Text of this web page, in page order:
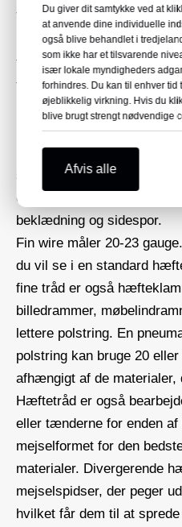
Tung tråd er typisk 10-16
hårdeste opgaver på
tagdækning eller andre
trådhæfteklammer bruges
indramning og til
Medium tråd måler 18-19
materialer, der er tykkere
som træ eller tagdækning,
er gode til tung polstring,
beklædning og sidespor.
Fin wire måler 20-23
du vil se i en standard
fine tråd er også
billedrammer,
lettere polstring. En
polstring kan bruge 20
afhængigt af de materialer,
Hæftetråd er også
eller tænderne for enden
mejselformet for den
materialer. Divergerende
mejselspidser, der peger
hvilket får dem til at
Du giver dit samtykke ved at
at anvende dine individuelle
også blive behandlet i
som ikke har et tilsvarende
især lokale myndigheders
forhindres. Du kan til enhver tid
øjeblikkelig virkning. Hvis du
blive brugt strengt nødvendige
Afvis alle